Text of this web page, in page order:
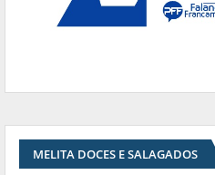
MELITA DOCES E SALAGADOS